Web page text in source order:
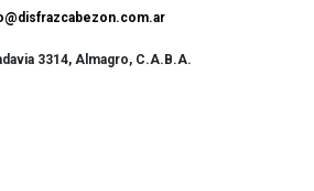
3314, Almagro, C.A.B.A.